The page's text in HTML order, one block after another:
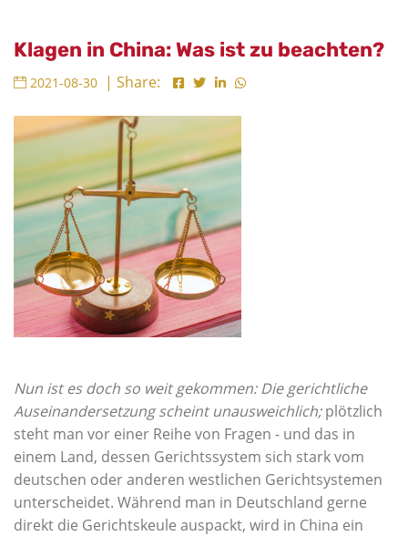
Klagen in China: Was ist zu beachten?
2021-08-30 | Share:
Nun ist es doch so weit gekommen: Die gerichtliche
Auseinandersetzung scheint unausweichlich;plötzlich
steht man vor einer Reihe von Fragen - und das in
einem Land, dessen Gerichtssystem sich stark vom
deutschen oder anderen westlichen Gerichtsystemen
unterscheidet. Während man in Deutschland gerne
direkt die Gerichtskeule auspackt, wird in China ein